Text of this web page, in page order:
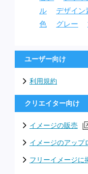
ル
デザイン
色
グレー
ユーザー向け
利用規約
クリエイター向け
イメージの販売
イメージのアップ
フリーイメージに